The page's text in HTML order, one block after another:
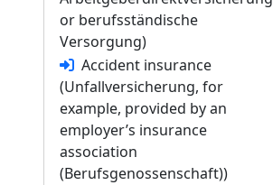
or berufsständische
Versorgung)
Accident insurance
(Unfallversicherung, for
example, provided by an
employer’s insurance
association
(Berufsgenossenschaft))